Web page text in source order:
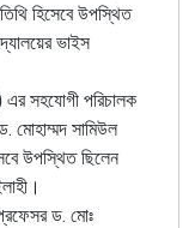
হিসেবে উপস্থিত
ভাইস
এর সহযোগী পরিচালক
মোহাম্মদ সামিউল
উপস্থিত ছিলেন
ড. মোঃ